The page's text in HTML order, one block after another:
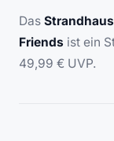
Das
Friends ist ein
49,99 € UVP.